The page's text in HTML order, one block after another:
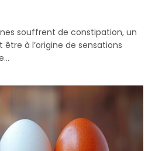
souffrent de constipation, un
à l’origine de sensations